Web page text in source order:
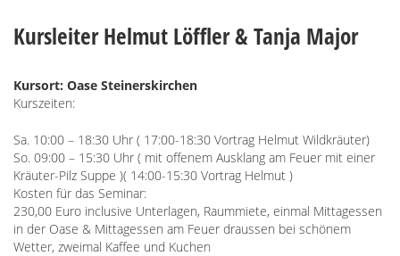
Kursleiter Helmut Löffler & Tanja Major
Kursort: Oase Steinerskirchen
Kurszeiten:
Sa. 10:00 – 18:30 Uhr ( 17:00-18:30 Vortrag Helmut Wildkräuter)
So. 09:00 – 15:30 Uhr ( mit offenem Ausklang am Feuer mit einer
Kräuter-Pilz Suppe )( 14:00-15:30 Vortrag Helmut )
Kosten für das Seminar:
230,00 Euro inclusive Unterlagen, Raummiete, einmal Mittagessen
in der Oase & Mittagessen am Feuer draussen bei schönem
Wetter, zweimal Kaffee und Kuchen